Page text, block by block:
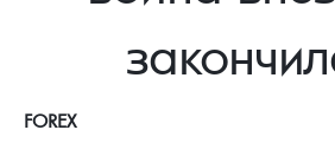
Памятные монеты России и СССР
Монеты Царской России
Монеты стран мира после 1950г
Монеты и жетоны ЗМД
Георгий Победоносец
Золотой червонец Сеятель
Выкуп монет
Распродажа монет и жетонов
Аналитика и события
Итоги 2025 года. Прогноз курсов золота,
2026 год
Cтатьи
Курс золота и серебра
Контакты
FOREX